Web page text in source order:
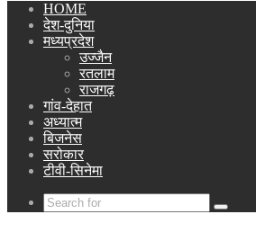
HOME
देश-दुनिया
मध्यप्रदेश
उज्जैन
रतलाम
राजगढ़
गांव-देहात
अध्यात्म
बिजनेस
सरोकार
टीवी-सिनेमा
Search